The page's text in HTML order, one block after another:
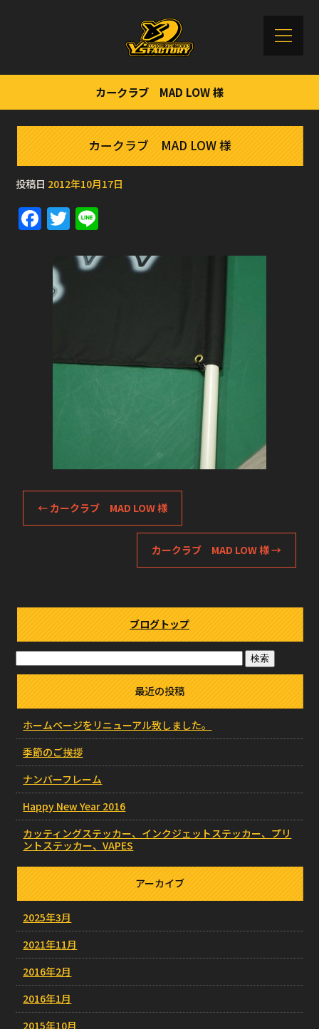
カークラブ MAD LOW 様
カークラブ MAD LOW 様
投稿日 2012年10月17日
F
a
c
e
b
o
T
w
it e
← カークラブ MAD LOW 様
カークラブ MAD LOW 様→
ブログトップ
最近の投稿
ホームページをリニューアル致しました。
季節のご挨拶
ナンバーフレーム
Happy New Year 2016
カッティングステッカー、インクジェットステッカー、プリ
ントステッカー、VAPES
アーカイブ
2025年3月
2021年11月
2016年2月
2016年1月
2015年10月